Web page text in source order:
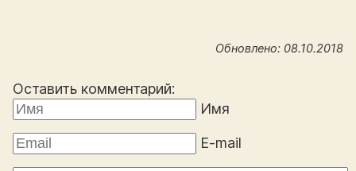
Обновлено: 08.10.2018
Оставить комментарий:
Имя
E-mail